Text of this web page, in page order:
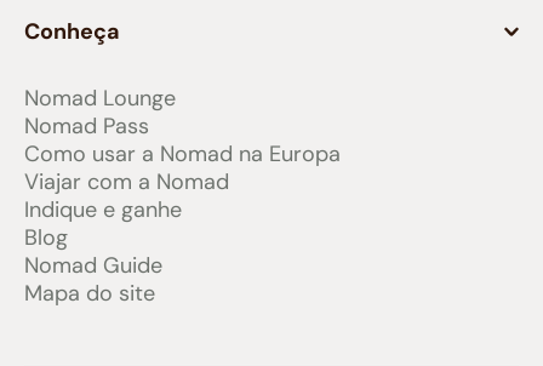
Conheça
Nomad Lounge
Nomad Pass
Como usar a Nomad na Europa
Viajar com a Nomad
Indique e ganhe
Blog
Nomad Guide
Mapa do site